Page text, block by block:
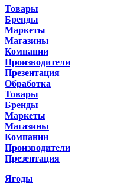
Товары
Бренды
Маркеты
Магазины
Компании
Производители
Презентация
Обработка
Товары
Бренды
Маркеты
Магазины
Компании
Производители
Презентация
Ягоды